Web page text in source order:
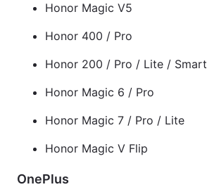
Honor Magic V5
Honor 400 / Pro
Honor 200 / Pro / Lite / Smart
Honor Magic 6 / Pro
Honor Magic 7 / Pro / Lite
Honor Magic V Flip
OnePlus